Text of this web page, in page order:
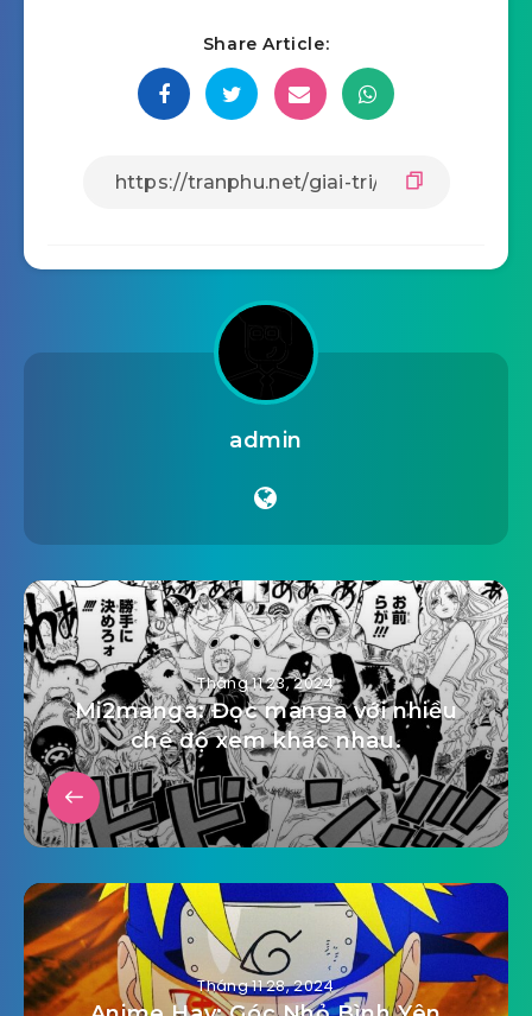
Share Article:
admin
Tháng 11 23, 2024
Mi2manga: Đọc manga với nhiều
chế độ xem khác nhau.
Tháng 11 28, 2024